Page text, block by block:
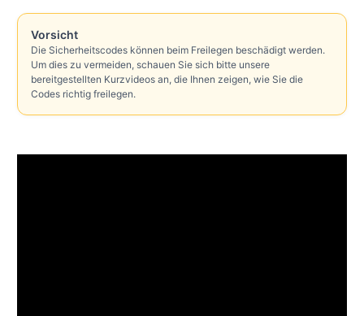
Vorsicht
Die Sicherheitscodes können beim Freilegen beschädigt werden.
Um dies zu vermeiden, schauen Sie sich bitte unsere
bereitgestellten Kurzvideos an, die Ihnen zeigen, wie Sie die
Codes richtig freilegen.